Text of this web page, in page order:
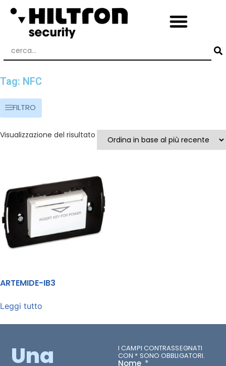
Tag: NFC
FILTRO
Visualizzazione del risultato
ARTEMIDE-IB3
Leggi tutto
Una I CAMPI CONTRASSEGNATI
CON * SONO OBBLIGATORI.
Nome